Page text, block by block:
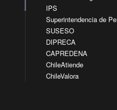
IPS
Superintendencia de
SUSESO
DIPRECA
CAPREDENA
ChileAtiende
ChileValora